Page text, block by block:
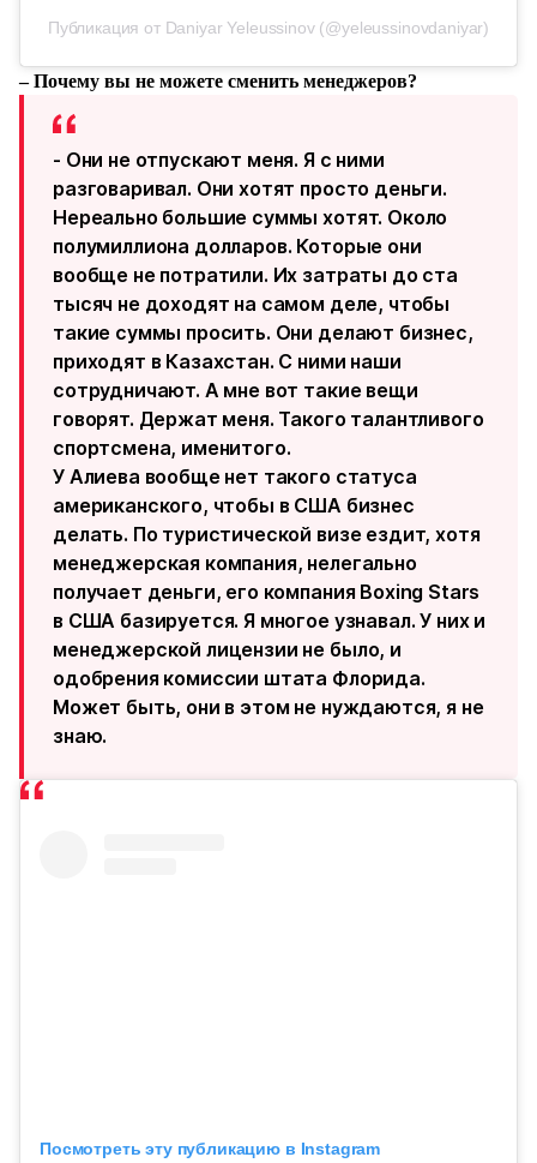
Публикация от Daniyar Yeleussinov (@yeleussinovdaniyar)
– Почему вы не можете сменить менеджеров?
- Они не отпускают меня. Я с ними
разговаривал. Они хотят просто деньги.
Нереально большие суммы хотят. Около
полумиллиона долларов. Которые они
вообще не потратили. Их затраты до ста
тысяч не доходят на самом деле, чтобы
такие суммы просить. Они делают бизнес,
приходят в Казахстан. С ними наши
сотрудничают. А мне вот такие вещи
говорят. Держат меня. Такого талантливого
спортсмена, именитого.
У Алиева вообще нет такого статуса
американского, чтобы в США бизнес
делать. По туристической визе ездит, хотя
менеджерская компания, нелегально
получает деньги, его компания Boxing Stars
в США базируется. Я многое узнавал. У них и
менеджерской лицензии не было, и
одобрения комиссии штата Флорида.
Может быть, они в этом не нуждаются, я не
знаю.
Посмотреть эту публикацию в Instagram